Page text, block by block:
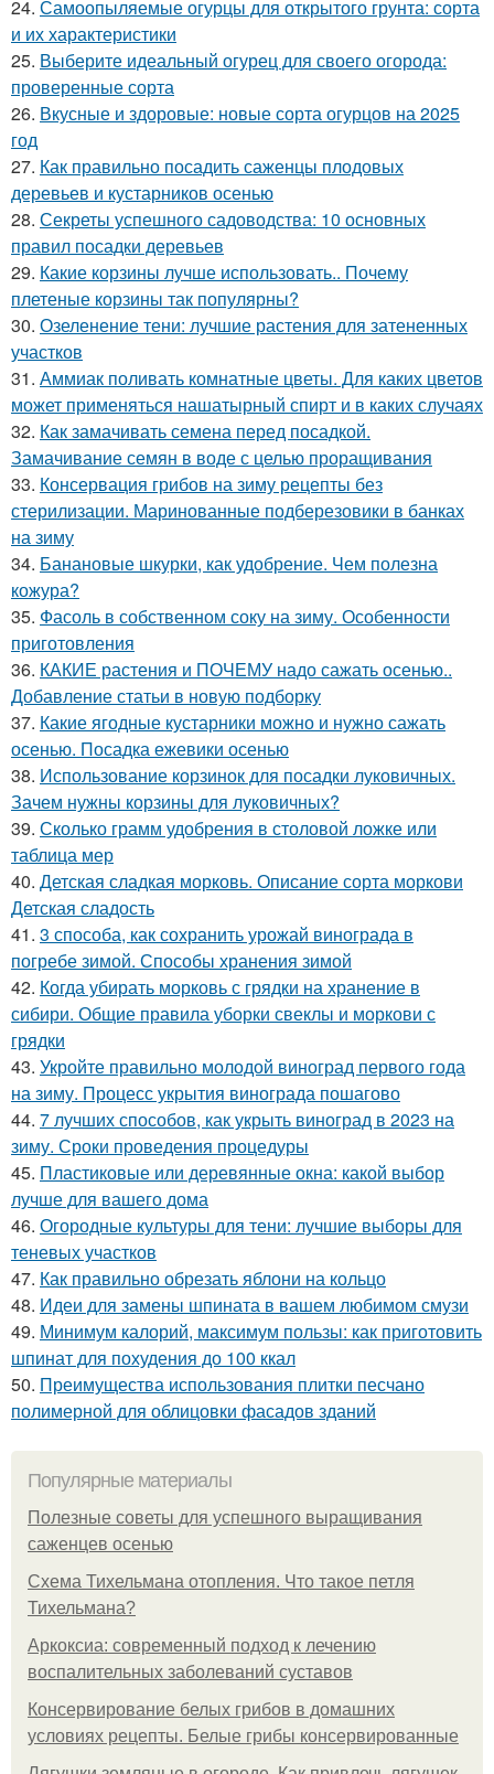
24. Самоопыляемые огурцы для открытого грунта: сорта
и их характеристики
25. Выберите идеальный огурец для своего огорода:
проверенные сорта
26. Вкусные и здоровые: новые сорта огурцов на 2025
год
27. Как правильно посадить саженцы плодовых
деревьев и кустарников осенью
28. Секреты успешного садоводства: 10 основных
правил посадки деревьев
29. Какие корзины лучше использовать.. Почему
плетеные корзины так популярны?
30. Озеленение тени: лучшие растения для затененных
участков
31. Аммиак поливать комнатные цветы. Для каких цветов
может применяться нашатырный спирт и в каких случаях
32. Как замачивать семена перед посадкой.
Замачивание семян в воде с целью проращивания
33. Консервация грибов на зиму рецепты без
стерилизации. Маринованные подберезовики в банках
на зиму
34. Банановые шкурки, как удобрение. Чем полезна
кожура?
35. Фасоль в собственном соку на зиму. Особенности
приготовления
36. КАКИЕ растения и ПОЧЕМУ надо сажать осенью..
Добавление статьи в новую подборку
37. Какие ягодные кустарники можно и нужно сажать
осенью. Посадка ежевики осенью
38. Использование корзинок для посадки луковичных.
Зачем нужны корзины для луковичных?
39. Сколько грамм удобрения в столовой ложке или
таблица мер
40. Детская сладкая морковь. Описание сорта моркови
Детская сладость
41. 3 способа, как сохранить урожай винограда в
погребе зимой. Способы хранения зимой
42. Когда убирать морковь с грядки на хранение в
сибири. Общие правила уборки свеклы и моркови с
грядки
43. Укройте правильно молодой виноград первого года
на зиму. Процесс укрытия винограда пошагово
44. 7 лучших способов, как укрыть виноград в 2023 на
зиму. Сроки проведения процедуры
45. Пластиковые или деревянные окна: какой выбор
лучше для вашего дома
46. Огородные культуры для тени: лучшие выборы для
теневых участков
47. Как правильно обрезать яблони на кольцо
48. Идеи для замены шпината в вашем любимом смузи
49. Минимум калорий, максимум пользы: как приготовить
шпинат для похудения до 100 ккал
50. Преимущества использования плитки песчано
полимерной для облицовки фасадов зданий
Популярные материалы
Полезные советы для успешного выращивания
саженцев осенью
Схема Тихельмана отопления. Что такое петля
Тихельмана?
Аркоксиа: современный подход к лечению
воспалительных заболеваний суставов
Консервирование белых грибов в домашних
условиях рецепты. Белые грибы консервированные